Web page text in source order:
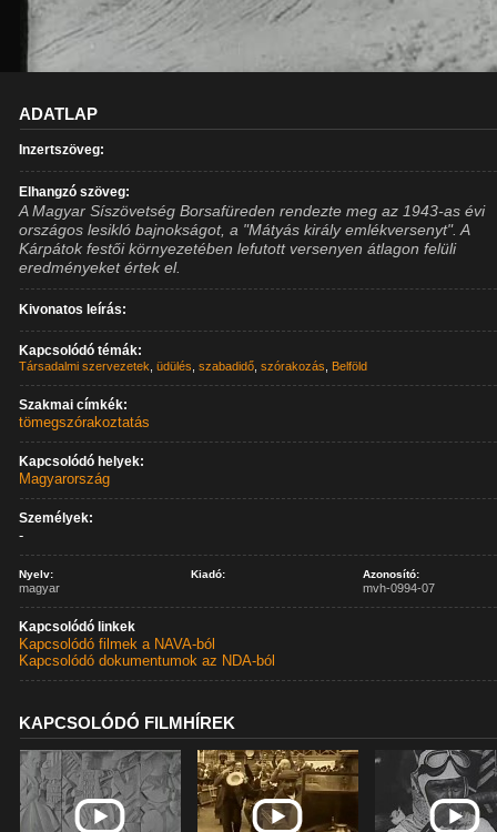
ADATLAP
Inzertszöveg:
Elhangzó szöveg:
A Magyar Síszövetség Borsafüreden rendezte meg az 1943-as évi
országos lesikló bajnokságot, a "Mátyás király emlékversenyt". A
Kárpátok festői környezetében lefutott versenyen átlagon felüli
eredményeket értek el.
Kivonatos leírás:
Kapcsolódó témák:
Társadalmi szervezetek ,üdülés ,szabadidő ,szórakozás Belföld
Szakmai címkék:
tömegszórakoztatás
Kapcsolódó helyek:
Magyarország
Személyek:
-
Nyelv:
magyar
Kiadó: Azonosító:
mvh-0994-07
Kapcsolódó linkek
Kapcsolódó filmek a NAVA-ból
Kapcsolódó dokumentumok az NDA-ból
KAPCSOLÓDÓ FILMHÍREK